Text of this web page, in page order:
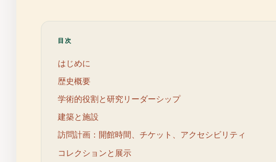
目次
はじめに
歴史概要
学術的役割と研究リーダーシップ
建築と施設
訪問計画：開館時間、チケット、アクセシビリティ
コレクションと展示